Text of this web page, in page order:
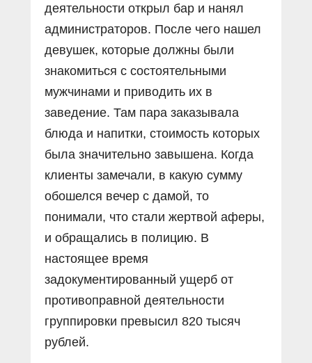
деятельности открыл бар и нанял
администраторов. После чего нашел
девушек, которые должны были
знакомиться с состоятельными
мужчинами и приводить их в
заведение. Там пара заказывала
блюда и напитки, стоимость которых
была значительно завышена. Когда
клиенты замечали, в какую сумму
обошелся вечер с дамой, то
понимали, что стали жертвой аферы,
и обращались в полицию. В
настоящее время
задокументированный ущерб от
противоправной деятельности
группировки превысил 820 тысяч
рублей.